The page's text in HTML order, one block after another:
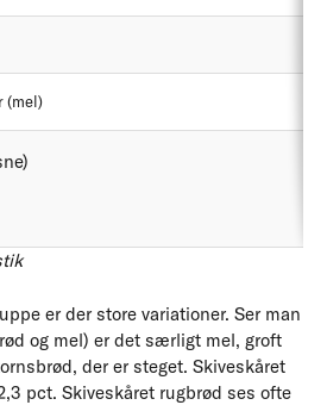
(mel)
er der store variationer. Ser man
og mel) er det særligt mel, groft
der er steget. Skiveskåret
pct. Skiveskåret rugbrød ses ofte